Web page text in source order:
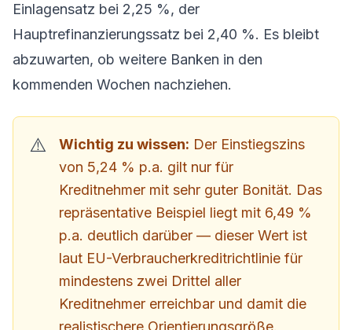
Einlagensatz bei 2,25 %, der
Hauptrefinanzierungssatz bei 2,40 %. Es bleibt
abzuwarten, ob weitere Banken in den
kommenden Wochen nachziehen.
Wichtig zu wissen: Der Einstiegszins
von 5,24 % p.a. gilt nur für
Kreditnehmer mit sehr guter Bonität. Das
repräsentative Beispiel liegt mit 6,49 %
p.a. deutlich darüber — dieser Wert ist
laut EU-Verbraucherkreditrichtlinie für
mindestens zwei Drittel aller
Kreditnehmer erreichbar und damit die
realistischere Orientierungsgröße.